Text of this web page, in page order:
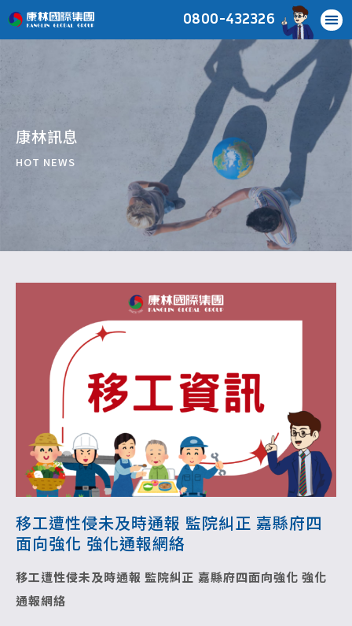
0800-432326
康林訊息
HOT NEWS
移工遭性侵未及時通報 監院糾正 嘉縣府四
面向強化 強化通報網絡
移工遭性侵未及時通報 監院糾正 嘉縣府四面向強化 強化
通報網絡